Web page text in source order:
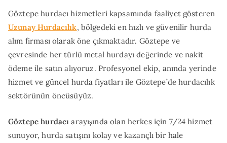
Göztepe hurdacı hizmetleri kapsamında faaliyet gösteren
Uzunay Hurdacılık, bölgedeki en hızlı ve güvenilir hurda
alım firması olarak öne çıkmaktadır. Göztepe ve
çevresinde her türlü metal hurdayı değerinde ve nakit
ödeme ile satın alıyoruz. Profesyonel ekip, anında yerinde
hizmet ve güncel hurda fiyatları ile Göztepe’de hurdacılık
sektörünün öncüsüyüz.
Göztepe hurdacı arayışında olan herkes için 7/24 hizmet
sunuyor, hurda satışını kolay ve kazançlı bir hale